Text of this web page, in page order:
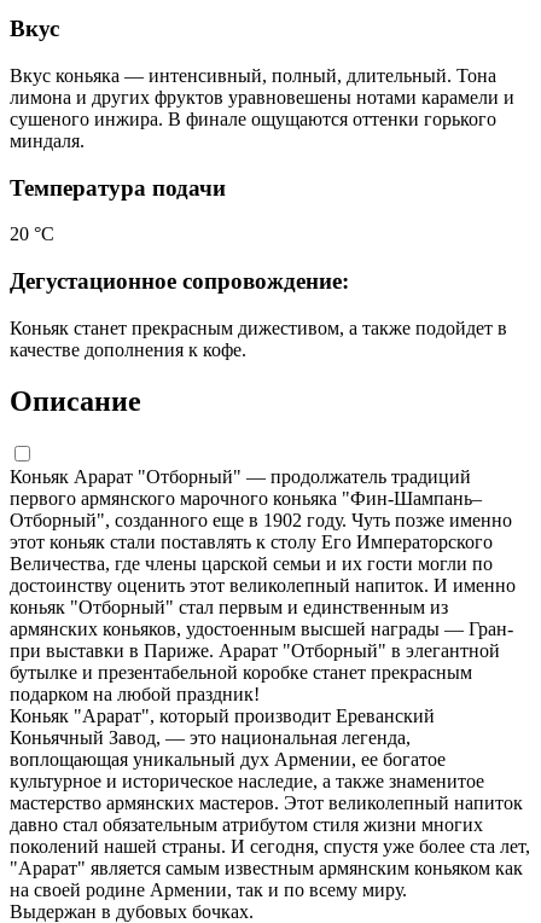
Вкус
Вкус коньяка — интенсивный, полный, длительный. Тона
лимона и других фруктов уравновешены нотами карамели и
сушеного инжира. В финале ощущаются оттенки горького
миндаля.
Температура подачи
20 °С
Дегустационное сопровождение:
Коньяк станет прекрасным дижестивом, а также подойдет в
качестве дополнения к кофе.
Описание
Коньяк Арарат "Отборный" — продолжатель традиций
первого армянского марочного коньяка "Фин-Шампань–
Отборный", созданного еще в 1902 году. Чуть позже именно
этот коньяк стали поставлять к столу Его Императорского
Величества, где члены царской семьи и их гости могли по
достоинству оценить этот великолепный напиток. И именно
коньяк "Отборный" стал первым и единственным из
армянских коньяков, удостоенным высшей награды — Гран-
при выставки в Париже. Арарат "Отборный" в элегантной
бутылке и презентабельной коробке станет прекрасным
подарком на любой праздник!
Коньяк "Арарат", который производит Ереванский
Коньячный Завод, — это национальная легенда,
воплощающая уникальный дух Армении, ее богатое
культурное и историческое наследие, а также знаменитое
мастерство армянских мастеров. Этот великолепный напиток
давно стал обязательным атрибутом стиля жизни многих
поколений нашей страны. И сегодня, спустя уже более ста лет,
"Арарат" является самым известным армянским коньяком как
на своей родине Армении, так и по всему миру.
Выдержан в дубовых бочках.